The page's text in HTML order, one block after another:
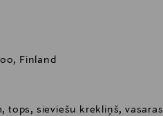
Finland
tops, sieviešu krekliņš, vasaras